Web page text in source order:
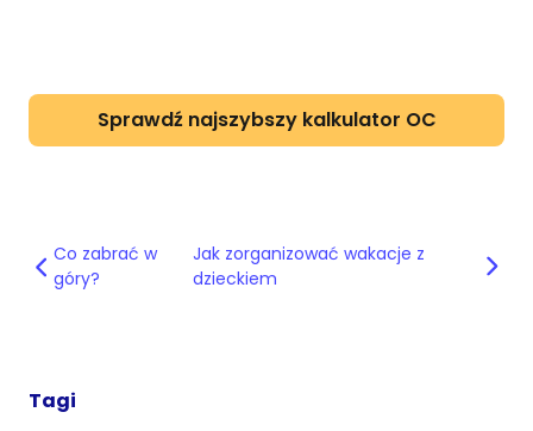
Sprawdź najszybszy kalkulator OC
Co zabrać w
góry?
Jak zorganizować wakacje z
dzieckiem
Tagi